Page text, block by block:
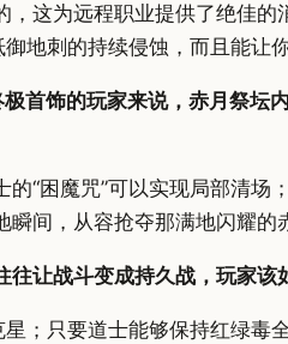
这为远程职业提供了绝佳
地刺的持续侵蚀，而且能让
首饰的玩家来说，赤月祭
“困魔咒”可以实现局部清
间，从容抢夺那满地闪耀的
让战斗变成持久战，玩家该
；只要道士能够保持红绿